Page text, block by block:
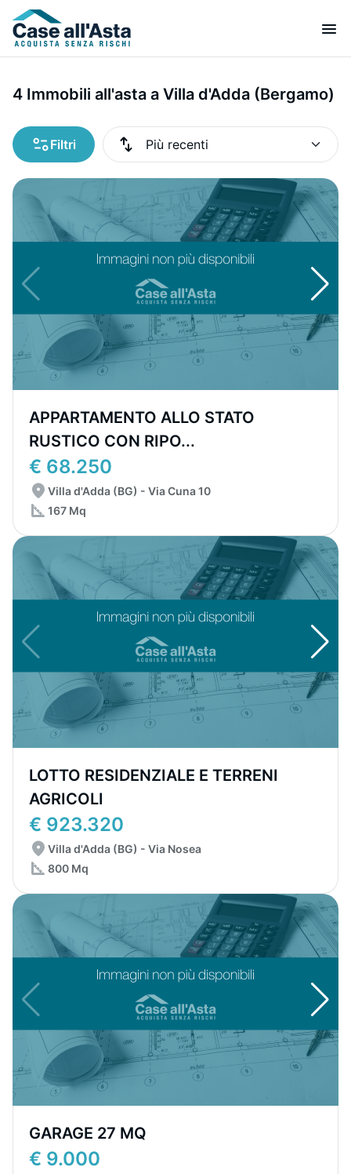
4 Immobili all'asta a Villa d'Adda (Bergamo)
Filtri
APPARTAMENTO ALLO STATO
RUSTICO CON RIPO...
€ 68.250
Villa d'Adda (BG) - Via Cuna 10
167 Mq
LOTTO RESIDENZIALE E TERRENI
AGRICOLI
€ 923.320
Villa d'Adda (BG) - Via Nosea
800 Mq
GARAGE 27 MQ
€ 9.000